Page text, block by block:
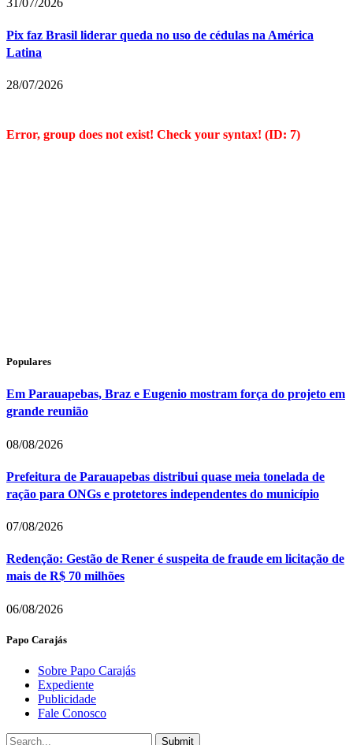
Pix faz Brasil liderar queda no uso de cédulas na América
Latina
28/07/2026
Error, group does not exist! Check your syntax! (ID: 7)
Populares
Em Parauapebas, Braz e Eugenio mostram força do projeto em
grande reunião
08/08/2026
Prefeitura de Parauapebas distribui quase meia tonelada de
ração para ONGs e protetores independentes do município
07/08/2026
Redenção: Gestão de Rener é suspeita de fraude em licitação de
mais de R$ 70 milhões
06/08/2026
Papo Carajás
Sobre Papo Carajás
Expediente
Publicidade
Fale Conosco
Submit